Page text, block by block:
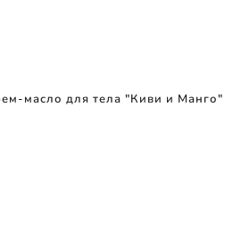
масло для тела "Киви и Манго"